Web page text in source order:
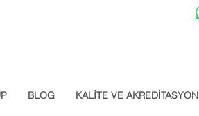
BLOG KALİTE VE AKREDİTASYON